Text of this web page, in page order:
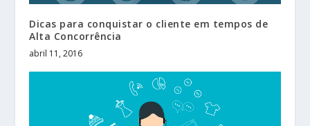
Dicas para conquistar o cliente em tempos de
Alta Concorrência
abril 11, 2016